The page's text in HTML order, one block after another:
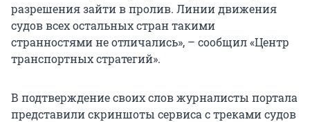
разрешения зайти в пролив. Линии движения
судов всех остальных стран такими
странностями не отличались», – сообщил «Центр
транспортных стратегий».
В подтверждение своих слов журналисты портала
представили скриншоты сервиса с треками судов